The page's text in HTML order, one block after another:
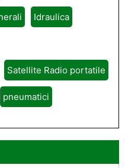
Idraulica
Satellite Radio portatile
pneumatici